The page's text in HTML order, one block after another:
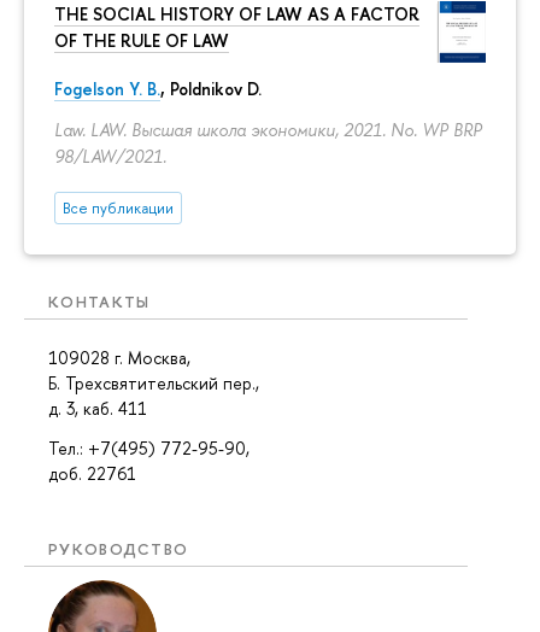
THE SOCIAL HISTORY OF LAW AS A FACTOR
OF THE RULE OF LAW
Fogelson Y. B., Poldnikov D.
Law. LAW. Высшая школа экономики, 2021. No. WP BRP
98/LAW/2021.
Все публикации
КОНТАКТЫ
109028 г. Москва,
Б. Трехсвятительский пер.,
д. 3, каб. 411
Тел.: +7(495) 772-95-90,
доб. 22761
РУКОВОДСТВО